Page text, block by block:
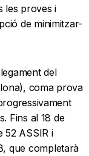
les proves i
de minimitzar-
del
coma prova
Fins al 18 de
52 ASSIR i
que completarà